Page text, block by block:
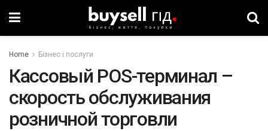
Home Бізнес і послуги
Кассовый POS-терминал –
скорость обслуживания
розничной торговли